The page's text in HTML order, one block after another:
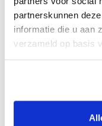
partnerskunnen
informatie die u aan
verzameld op basis
Tweedaagse